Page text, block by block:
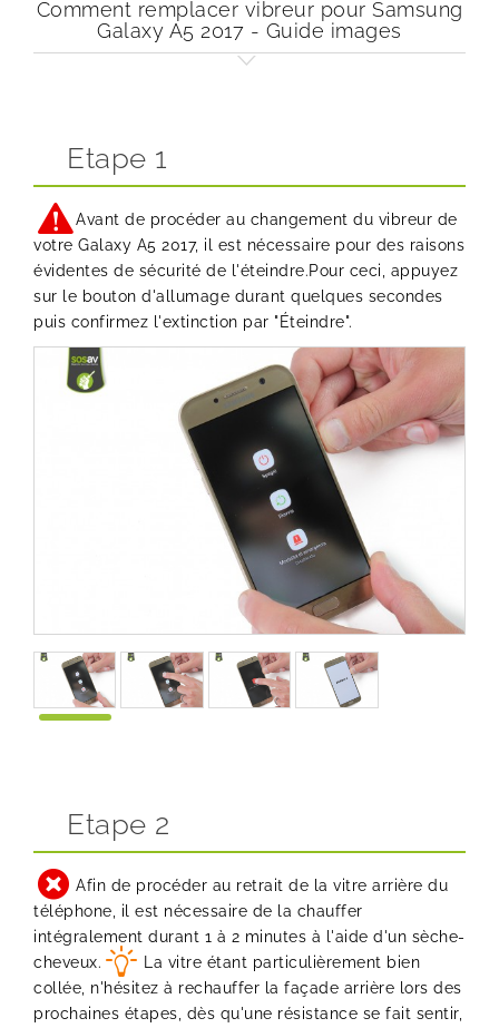
Comment remplacer vibreur pour Samsung
Galaxy A5 2017 - Guide images
Etape 1
Avant de procéder au changement du vibreur de
votre Galaxy A5 2017, il est nécessaire pour des raisons
évidentes de sécurité de l'éteindre.Pour ceci, appuyez
sur le bouton d'allumage durant quelques secondes
puis confirmez l'extinction par "Éteindre".
Etape 2
Afin de procéder au retrait de la vitre arrière du
téléphone, il est nécessaire de la chauffer
intégralement durant 1 à 2 minutes à l'aide d'un sèche-
cheveux.
La vitre étant particulièrement bien
collée, n'hésitez à rechauffer la façade arrière lors des
prochaines étapes, dès qu'une résistance se fait sentir,